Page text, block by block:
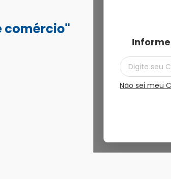
Não sei meu
comércio